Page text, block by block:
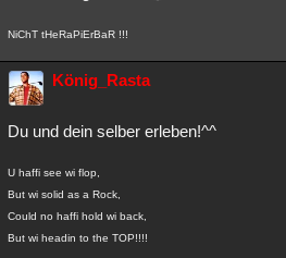
NiChT tHeRaPiErBaR !!!
König_Rasta
Du und dein selber erleben!^^
U haffi see wi flop,
But wi solid as a Rock,
Could no haffi hold wi back,
But wi headin to the TOP!!!!